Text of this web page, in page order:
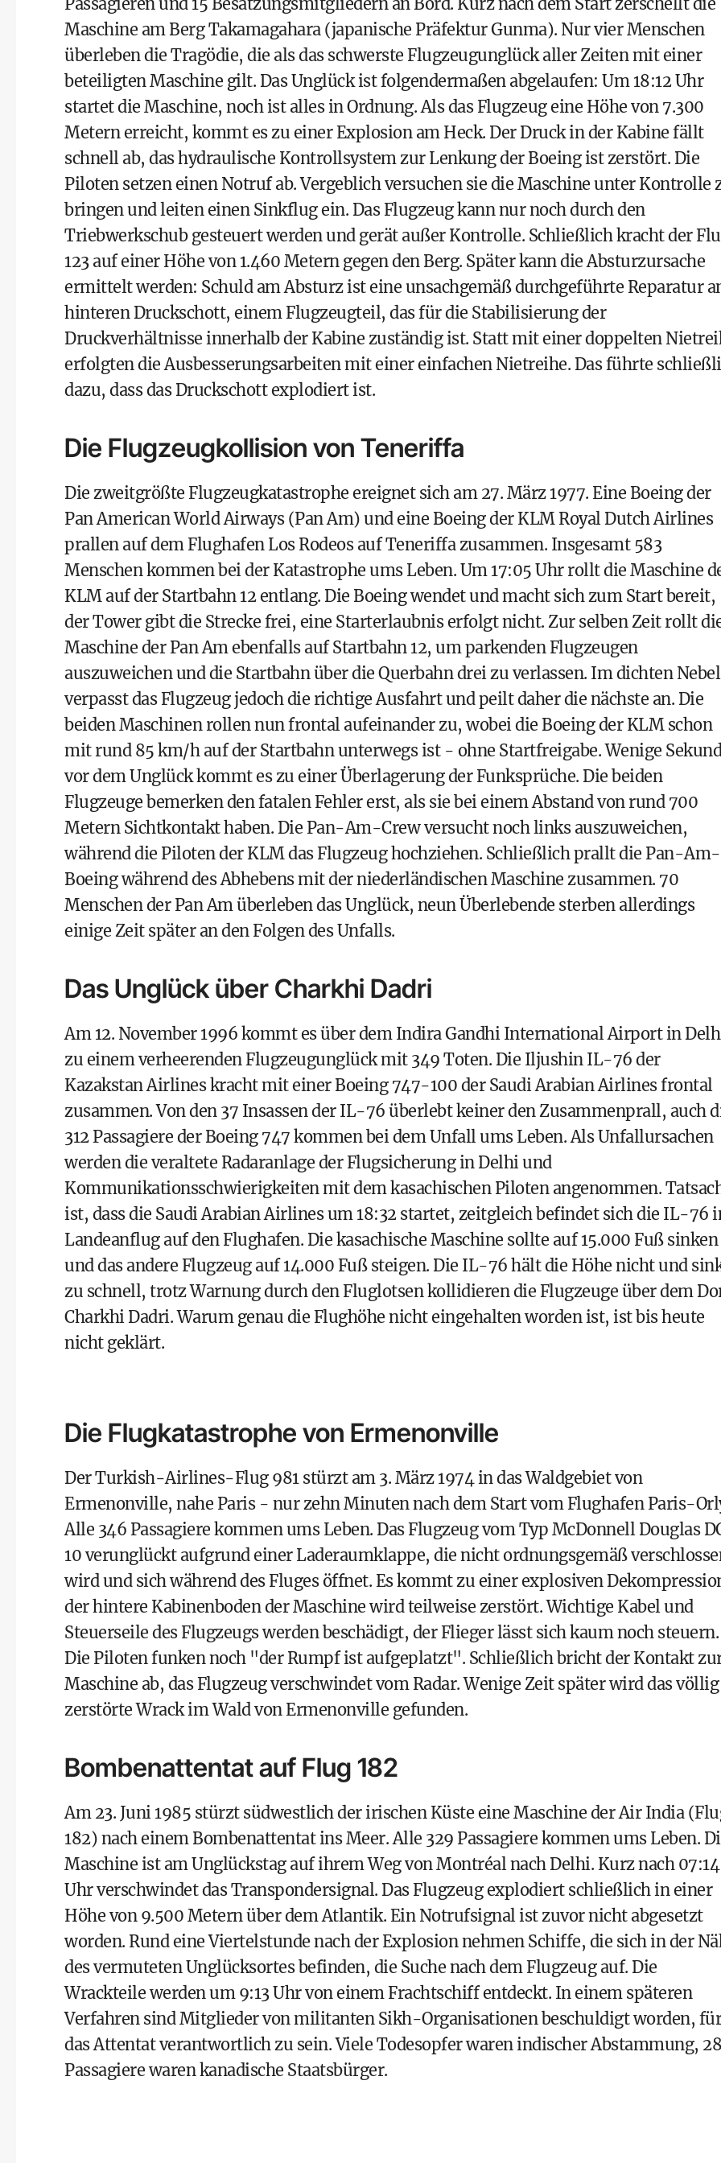
Maschine am Berg Takamagahara (japanische Präfektur Gunma). Nur vier Menschen
überleben die Tragödie, die als das schwerste Flugzeugunglück aller Zeiten mit einer
beteiligten Maschine gilt. Das Unglück ist folgendermaßen abgelaufen: Um 18:12 Uhr
startet die Maschine, noch ist alles in Ordnung. Als das Flugzeug eine Höhe von 7.300
Metern erreicht, kommt es zu einer Explosion am Heck. Der Druck in der Kabine fällt
schnell ab, das hydraulische Kontrollsystem zur Lenkung der Boeing ist zerstört. Die
Piloten setzen einen Notruf ab. Vergeblich versuchen sie die Maschine unter Kontrolle
bringen und leiten einen Sinkflug ein. Das Flugzeug kann nur noch durch den
Triebwerkschub gesteuert werden und gerät außer Kontrolle. Schließlich kracht der
123 auf einer Höhe von 1.460 Metern gegen den Berg. Später kann die Absturzursache
ermittelt werden: Schuld am Absturz ist eine unsachgemäß durchgeführte Reparatur
hinteren Druckschott, einem Flugzeugteil, das für die Stabilisierung der
Druckverhältnisse innerhalb der Kabine zuständig ist. Statt mit einer doppelten
erfolgten die Ausbesserungsarbeiten mit einer einfachen Nietreihe. Das führte
dazu, dass das Druckschott explodiert ist.
Die Flugzeugkollision von Teneriffa
Die zweitgrößte Flugzeugkatastrophe ereignet sich am 27. März 1977. Eine Boeing der
Pan American World Airways (Pan Am) und eine Boeing der KLM Royal Dutch Airlines
prallen auf dem Flughafen Los Rodeos auf Teneriffa zusammen. Insgesamt 583
Menschen kommen bei der Katastrophe ums Leben. Um 17:05 Uhr rollt die Maschine
KLM auf der Startbahn 12 entlang. Die Boeing wendet und macht sich zum Start bereit,
der Tower gibt die Strecke frei, eine Starterlaubnis erfolgt nicht. Zur selben Zeit rollt
Maschine der Pan Am ebenfalls auf Startbahn 12, um parkenden Flugzeugen
auszuweichen und die Startbahn über die Querbahn drei zu verlassen. Im dichten Nebel
verpasst das Flugzeug jedoch die richtige Ausfahrt und peilt daher die nächste an. Die
beiden Maschinen rollen nun frontal aufeinander zu, wobei die Boeing der KLM schon
mit rund 85 km/h auf der Startbahn unterwegs ist - ohne Startfreigabe. Wenige
vor dem Unglück kommt es zu einer Überlagerung der Funksprüche. Die beiden
Flugzeuge bemerken den fatalen Fehler erst, als sie bei einem Abstand von rund 700
Metern Sichtkontakt haben. Die Pan-Am-Crew versucht noch links auszuweichen,
während die Piloten der KLM das Flugzeug hochziehen. Schließlich prallt die Pan-Am-
Boeing während des Abhebens mit der niederländischen Maschine zusammen. 70
Menschen der Pan Am überleben das Unglück, neun Überlebende sterben allerdings
einige Zeit später an den Folgen des Unfalls.
Das Unglück über Charkhi Dadri
Am 12. November 1996 kommt es über dem Indira Gandhi International Airport in
zu einem verheerenden Flugzeugunglück mit 349 Toten. Die Iljushin IL-76 der
Kazakstan Airlines kracht mit einer Boeing 747-100 der Saudi Arabian Airlines frontal
zusammen. Von den 37 Insassen der IL-76 überlebt keiner den Zusammenprall, auch
312 Passagiere der Boeing 747 kommen bei dem Unfall ums Leben. Als Unfallursachen
werden die veraltete Radaranlage der Flugsicherung in Delhi und
Kommunikationsschwierigkeiten mit dem kasachischen Piloten angenommen.
ist, dass die Saudi Arabian Airlines um 18:32 startet, zeitgleich befindet sich die IL-76
Landeanflug auf den Flughafen. Die kasachische Maschine sollte auf 15.000 Fuß sinken
und das andere Flugzeug auf 14.000 Fuß steigen. Die IL-76 hält die Höhe nicht und
zu schnell, trotz Warnung durch den Fluglotsen kollidieren die Flugzeuge über dem
Charkhi Dadri. Warum genau die Flughöhe nicht eingehalten worden ist, ist bis heute
nicht geklärt.
Die Flugkatastrophe von Ermenonville
Der Turkish-Airlines-Flug 981 stürzt am 3. März 1974 in das Waldgebiet von
Ermenonville, nahe Paris - nur zehn Minuten nach dem Start vom Flughafen Paris-
Alle 346 Passagiere kommen ums Leben. Das Flugzeug vom Typ McDonnell Douglas
10 verunglückt aufgrund einer Laderaumklappe, die nicht ordnungsgemäß
wird und sich während des Fluges öffnet. Es kommt zu einer explosiven
der hintere Kabinenboden der Maschine wird teilweise zerstört. Wichtige Kabel und
Steuerseile des Flugzeugs werden beschädigt, der Flieger lässt sich kaum noch steuern.
Die Piloten funken noch "der Rumpf ist aufgeplatzt". Schließlich bricht der Kontakt
Maschine ab, das Flugzeug verschwindet vom Radar. Wenige Zeit später wird das völlig
zerstörte Wrack im Wald von Ermenonville gefunden.
Bombenattentat auf Flug 182
Am 23. Juni 1985 stürzt südwestlich der irischen Küste eine Maschine der Air India
182) nach einem Bombenattentat ins Meer. Alle 329 Passagiere kommen ums Leben.
Maschine ist am Unglückstag auf ihrem Weg von Montréal nach Delhi. Kurz nach 07:14
Uhr verschwindet das Transpondersignal. Das Flugzeug explodiert schließlich in einer
Höhe von 9.500 Metern über dem Atlantik. Ein Notrufsignal ist zuvor nicht abgesetzt
worden. Rund eine Viertelstunde nach der Explosion nehmen Schiffe, die sich in der
des vermuteten Unglücksortes befinden, die Suche nach dem Flugzeug auf. Die
Wrackteile werden um 9:13 Uhr von einem Frachtschiff entdeckt. In einem späteren
Verfahren sind Mitglieder von militanten Sikh-Organisationen beschuldigt worden, für
das Attentat verantwortlich zu sein. Viele Todesopfer waren indischer Abstammung,
Passagiere waren kanadische Staatsbürger.